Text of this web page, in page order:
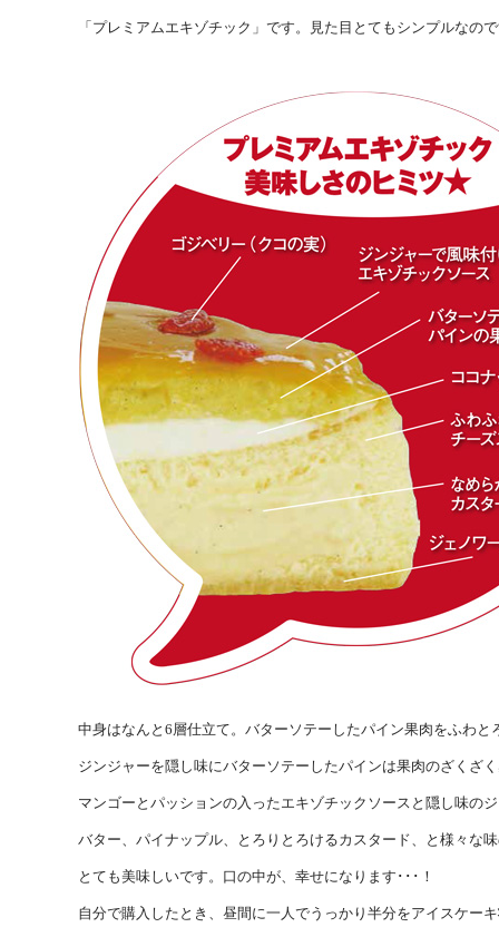
「プレミアムエキゾチック」です。見た目とてもシンプルなの
中身はなんと6層仕立て。バターソテーしたパイン果肉をふわと
ジンジャーを隠し味にバターソテーしたパインは果肉のざくざ
マンゴーとパッションの入ったエキゾチックソースと隠し味の
バター、パイナップル、とろりとろけるカスタード、と様々な
とても美味しいです。口の中が、幸せになります･･･！
自分で購入したとき、昼間に一人でうっかり半分をアイスケー